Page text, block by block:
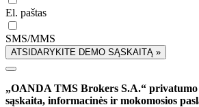
El. paštas
SMS/MMS
ATSIDARYKITE DEMO SĄSKAITĄ »
„OANDA TMS Brokers S.A.“
sąskaita, informacinės ir mokomosios